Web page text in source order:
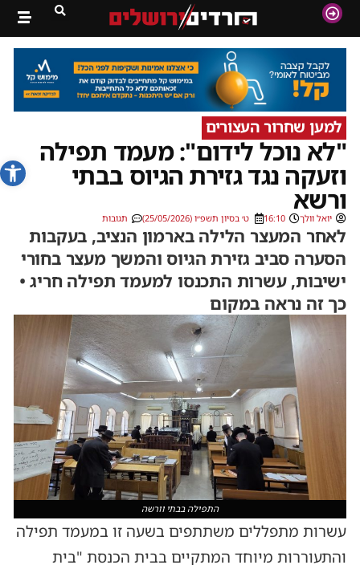
פתח
למען שחרור העצורים
"לא נוכל לידום": מעמד תפילה
וזעקה נגד גזירת הגיוס בבתי
ורשא
יואל וולך 16:10 ט׳ בסיון תשפ״ו (25/05/2026) תגובות
לאחר המעצר הלילה בארמון הנציב, בעקבות
הסערה סביב גזירת הגיוס והמשך מעצר בחורי
ישיבות, עשרות התכנסו למעמד תפילה חריג •
כך זה נראה במקום
התפילה בבתי וורשה
עשרות מתפללים משתתפים בשעה זו במעמד תפילה
והתעוררות מיוחד המתקיים בבית הכנסת "בית